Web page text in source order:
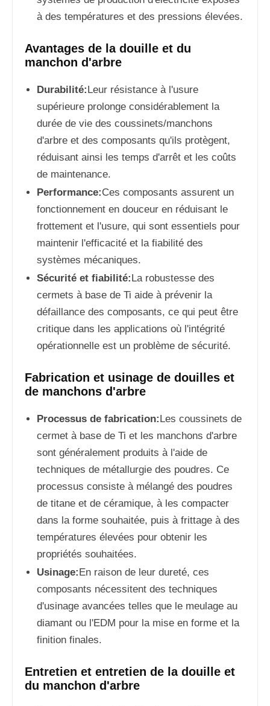
à des températures et des pressions élevées.
Avantages de la douille et du
manchon d'arbre
Durabilité:Leur résistance à l'usure
supérieure prolonge considérablement la
durée de vie des coussinets/manchons
d'arbre et des composants qu'ils protègent,
réduisant ainsi les temps d'arrêt et les coûts
de maintenance.
Performance:Ces composants assurent un
fonctionnement en douceur en réduisant le
frottement et l'usure, qui sont essentiels pour
maintenir l'efficacité et la fiabilité des
systèmes mécaniques.
Sécurité et fiabilité:La robustesse des
cermets à base de Ti aide à prévenir la
défaillance des composants, ce qui peut être
critique dans les applications où l'intégrité
opérationnelle est un problème de sécurité.
Fabrication et usinage de douilles et
de manchons d'arbre
Processus de fabrication:Les coussinets de
cermet à base de Ti et les manchons d'arbre
sont généralement produits à l'aide de
techniques de métallurgie des poudres. Ce
processus consiste à mélangé des poudres
de titane et de céramique, à les compacter
dans la forme souhaitée, puis à frittage à des
températures élevées pour obtenir les
propriétés souhaitées.
Usinage:En raison de leur dureté, ces
composants nécessitent des techniques
d'usinage avancées telles que le meulage au
diamant ou l'EDM pour la mise en forme et la
finition finales.
Entretien et entretien de la douille et
du manchon d'arbre